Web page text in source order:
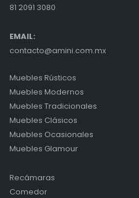
81 2091 3080
EMAIL:
contacto@amini.com.mx
Muebles Rústicos
Muebles Modernos
Muebles Tradicionales
Muebles Clásicos
Muebles Ocasionales
Muebles Glamour
Recámaras
Comedor